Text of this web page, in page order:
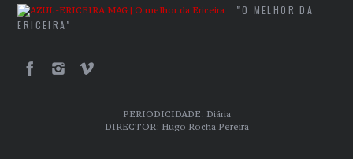
"O MELHOR DA
ERICEIRA"
PERIODICIDADE: Diária
DIRECTOR: Hugo Rocha Pereira